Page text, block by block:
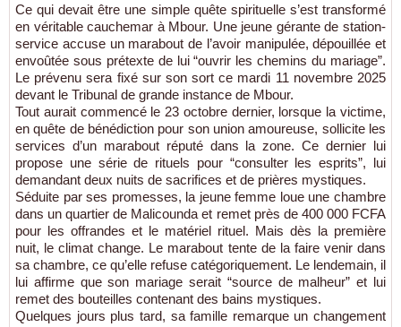
Ce qui devait être une simple quête spirituelle s’est transformé
en véritable cauchemar à Mbour. Une jeune gérante de station-
service accuse un marabout de l’avoir manipulée, dépouillée et
envoûtée sous prétexte de lui “ouvrir les chemins du mariage”.
Le prévenu sera fixé sur son sort ce mardi 11 novembre 2025
devant le Tribunal de grande instance de Mbour.
Tout aurait commencé le 23 octobre dernier, lorsque la victime,
en quête de bénédiction pour son union amoureuse, sollicite les
services d’un marabout réputé dans la zone. Ce dernier lui
propose une série de rituels pour “consulter les esprits”, lui
demandant deux nuits de sacrifices et de prières mystiques.
Séduite par ses promesses, la jeune femme loue une chambre
dans un quartier de Malicounda et remet près de 400 000 FCFA
pour les offrandes et le matériel rituel. Mais dès la première
nuit, le climat change. Le marabout tente de la faire venir dans
sa chambre, ce qu’elle refuse catégoriquement. Le lendemain, il
lui affirme que son mariage serait “source de malheur” et lui
remet des bouteilles contenant des bains mystiques.
Quelques jours plus tard, sa famille remarque un changement